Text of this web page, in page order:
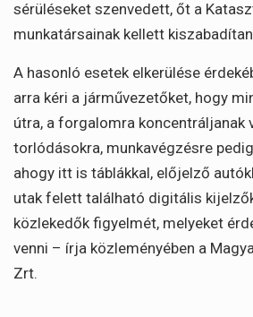
sérüléseket szenvedett, őt a
munkatársainak kellett
A hasonló esetek elkerülése
arra kéri a járművezetőket, hogy
útra, a forgalomra koncentráljanak
torlódásokra, munkavégzésre
ahogy itt is táblákkal, előjelző
utak felett található digitális
közlekedők figyelmét, melyeket
venni – írja közleményében a
Zrt.